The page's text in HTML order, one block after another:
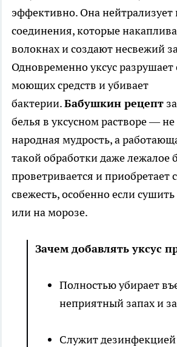
эффективно. Она
соединения, которые
волокнах и создают несвежий
Одновременно уксус разрушает
моющих средств и убивает
бактерии.Бабушкин рецепт
белья в уксусном растворе — не
народная мудрость, а
такой обработки даже лежалое
проветривается и приобретает
свежесть, особенно если сушить
или на морозе.
Зачем добавлять уксус
Полностью убирает
неприятный запах и
Служит дезинфекцией